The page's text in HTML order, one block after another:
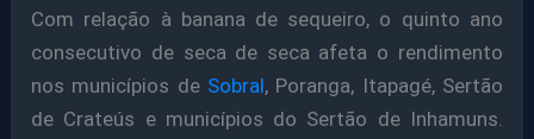
Com relação à banana de sequeiro, o quinto ano
consecutivo de seca de seca afeta o rendimento
nos municípios de Sobral, Poranga, Itapagé, Sertão
de Crateús e municípios do Sertão de Inhamuns.